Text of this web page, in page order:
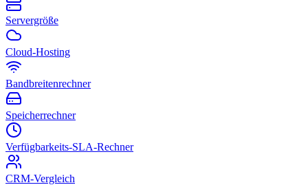
Servergröße
Cloud-Hosting
Bandbreitenrechner
Speicherrechner
Verfügbarkeits-SLA-Rechner
CRM-Vergleich